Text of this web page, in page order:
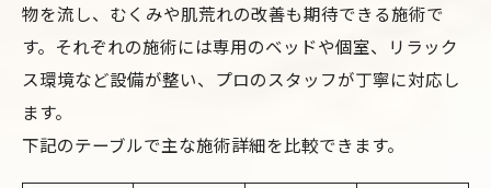
物を流し、むくみや肌荒れの改善も期待できる施術で
す。それぞれの施術には専用のベッドや個室、リラック
ス環境など設備が整い、プロのスタッフが丁寧に対応し
ます。
下記のテーブルで主な施術詳細を比較できます。